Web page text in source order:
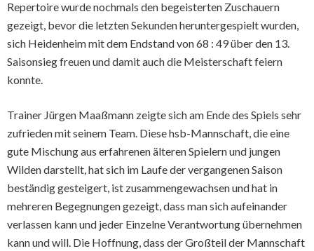
Repertoire wurde nochmals den begeisterten Zuschauern
gezeigt, bevor die letzten Sekunden heruntergespielt wurden,
sich Heidenheim mit dem Endstand von 68 : 49 über den 13.
Saisonsieg freuen und damit auch die Meisterschaft feiern
konnte.
Trainer Jürgen Maaßmann zeigte sich am Ende des Spiels sehr
zufrieden mit seinem Team. Diese hsb-Mannschaft, die eine
gute Mischung aus erfahrenen älteren Spielern und jungen
Wilden darstellt, hat sich im Laufe der vergangenen Saison
beständig gesteigert, ist zusammengewachsen und hat in
mehreren Begegnungen gezeigt, dass man sich aufeinander
verlassen kann und jeder Einzelne Verantwortung übernehmen
kann und will. Die Hoffnung, dass der Großteil der Mannschaft